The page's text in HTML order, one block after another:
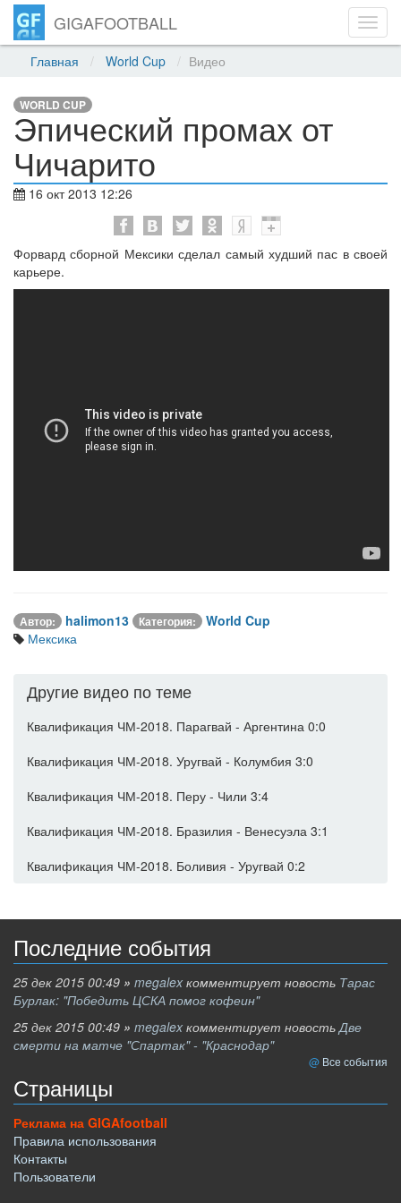
GIGAFOOTBALL
Главная World Cup Видео
WORLD CUP
Эпический промах от
Чичарито
16 окт 2013 12:26
Форвард сборной Мексики сделал самый худший пас в своей
карьере.
Автор: halimon13 Категория:
World Cup
Мексика
Другие видео по теме
Квалификация ЧМ-2018. Парагвай - Аргентина 0:0
Квалификация ЧМ-2018. Уругвай - Колумбия 3:0
Квалификация ЧМ-2018. Перу - Чили 3:4
Квалификация ЧМ-2018. Бразилия - Венесуэла 3:1
Квалификация ЧМ-2018. Боливия - Уругвай 0:2
Последние события
25 дек 2015 00:49 » megalex комментирует новость Тарас
Бурлак: "Победить ЦСКА помог кофеин"
25 дек 2015 00:49 » megalex комментирует новостьДве
смерти на матче "Спартак" - "Краснодар"
Все события
Страницы
Реклама на GIGAfootball
Правила использования
Контакты
Пользователи